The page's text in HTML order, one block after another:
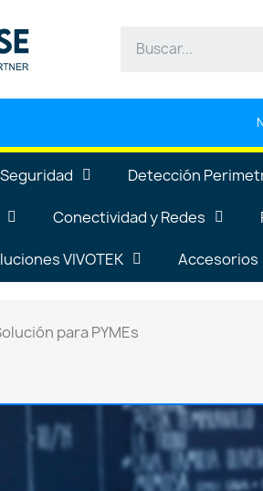
Detección
Conectividad y Redes
VIVOTEK Accesorios
para PYMEs